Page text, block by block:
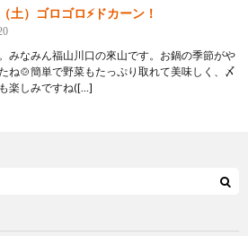
土）ゴロゴロ⚡ドカーン！
みなみん福山川口の來山です。お鍋の季節がや
ね🍲簡単で野菜もたっぷり取れて美味しく、〆
楽しみですね([…]